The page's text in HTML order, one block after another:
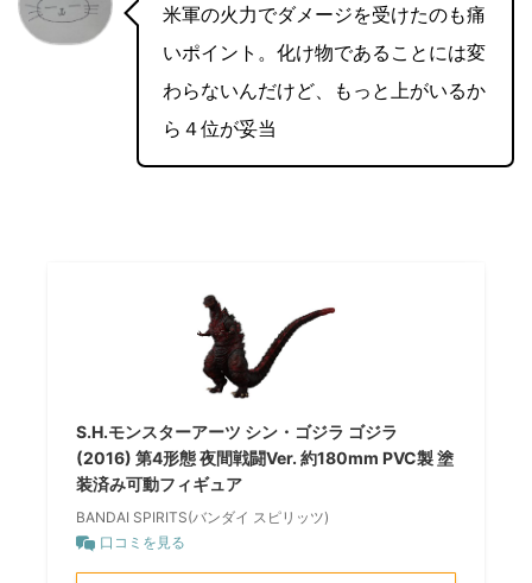
米軍の火力でダメージを受けたのも痛
いポイント。化け物であることには変
わらないんだけど、もっと上がいるか
ら４位が妥当
S.H.モンスターアーツ シン・ゴジラ ゴジラ
(2016) 第4形態 夜間戦闘Ver. 約180mm PVC製 塗
装済み可動フィギュア
BANDAI SPIRITS(バンダイ スピリッツ)
口コミを見る